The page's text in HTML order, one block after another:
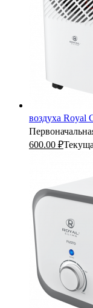
воздуха Royal
600.00 ₽